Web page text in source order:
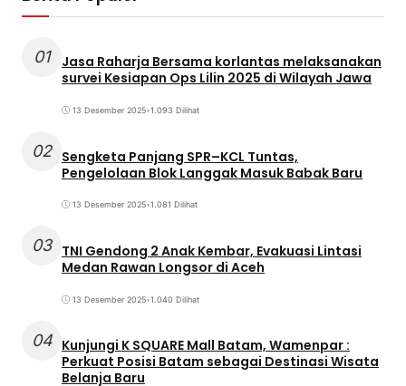
01
Jasa Raharja Bersama korlantas melaksanakan
survei Kesiapan Ops Lilin 2025 di Wilayah Jawa
13 Desember 2025•1.093 Dilihat
02 Sengketa Panjang SPR–KCL Tuntas,
Pengelolaan Blok Langgak Masuk Babak Baru
13 Desember 2025•1.081 Dilihat
03 TNI Gendong 2 Anak Kembar, Evakuasi Lintasi
Medan Rawan Longsor di Aceh
13 Desember 2025•1.040 Dilihat
04 Kunjungi K SQUARE Mall Batam, Wamenpar :
Perkuat Posisi Batam sebagai Destinasi Wisata
Belanja Baru